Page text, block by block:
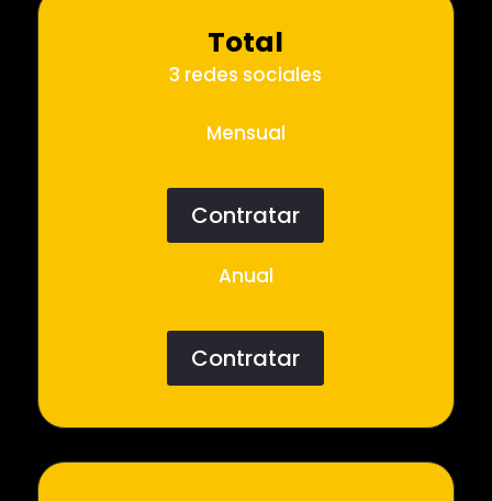
Total
3 redes sociales
Mensual
Contratar
Anual
Contratar